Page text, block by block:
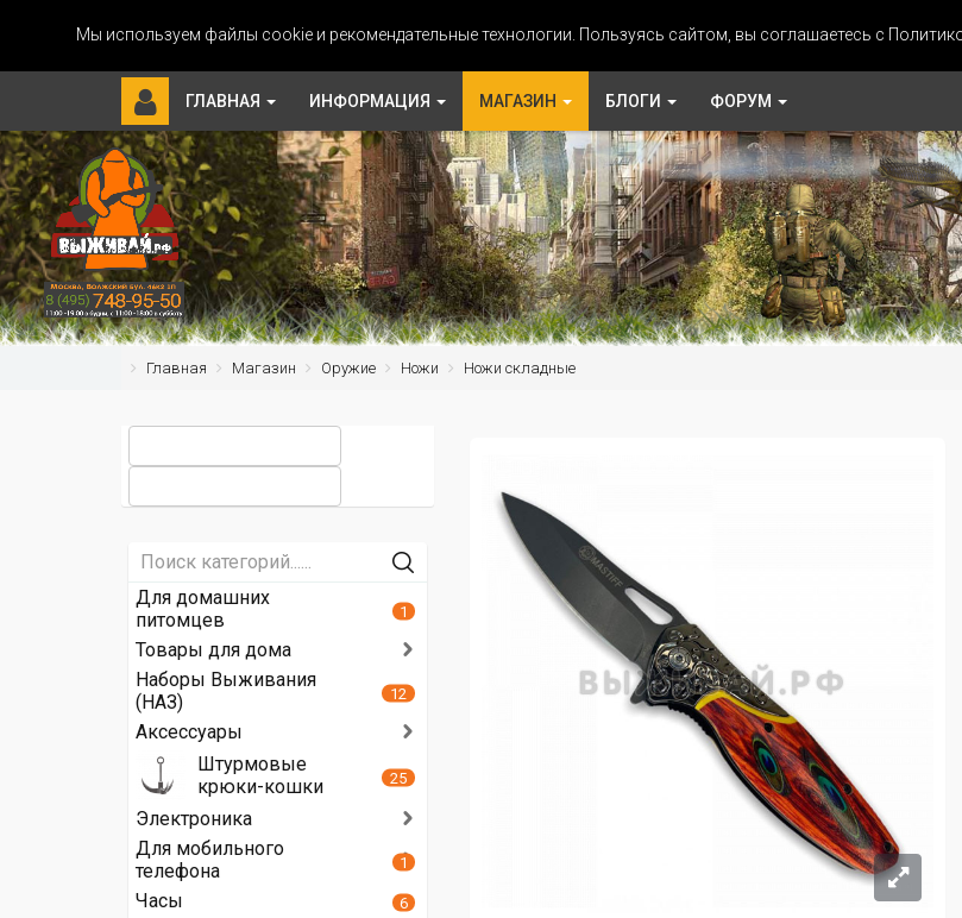
Мы используем файлы cookie и рекомендательные технологии. Пользуясь сайтом, вы соглашаетесь с
ГЛАВНАЯ ИНФОРМАЦИЯ МАГАЗИН БЛОГИ ФОРУМ
Главная Магазин Оружие Ножи Ножи складные
Для домашних
питомцев
1
Товары для дома
Наборы Выживания
(НАЗ)
12
Аксессуары
Штурмовые
крюки-кошки
25
Электроника
Для мобильного
телефона
1
Часы 6